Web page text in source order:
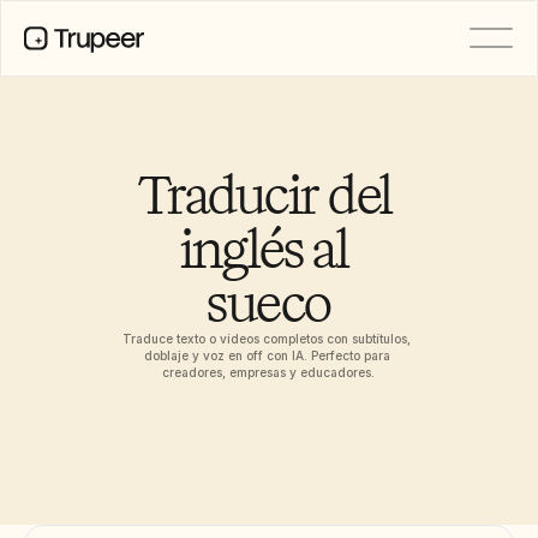
Traducir del
inglés al
sueco
Traduce texto o vídeos completos con subtítulos,
doblaje y voz en off con IA. Perfecto para
creadores, empresas y educadores.
Base de conocimientos
Grabación de pantalla con IA